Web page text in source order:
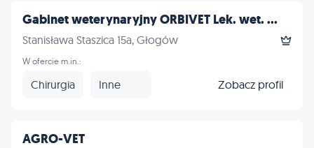
Gabinet weterynaryjny ORBIVET Lek. wet. ...
Stanisława Staszica 15a, Głogów
W ofercie m.in.:
Chirurgia Inne Zobacz profil
AGRO-VET